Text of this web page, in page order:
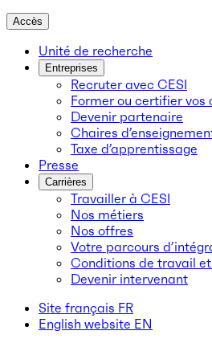
Accès
Unité de recherche
Entreprises
Recruter avec CESI
Former ou certifier vos
Devenir partenaire
Chaires
Taxe d’apprentissage
Presse
Carrières
Travailler à CESI
Nos métiers
Nos offres
Votre parcours
Conditions de travail
Devenir intervenant
Site français FR
English website EN